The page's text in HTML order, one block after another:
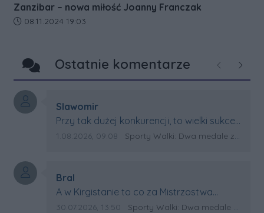
Zanzibar – nowa miłość Joanny Franczak
Data dodania artykułu:
08.11.2024 19:03
Ostatnie komentarze Poprzednie
Autor komentarza:
Slawomir
Treść komentarza:
Przy tak dużej konkurencji, to wielki sukces
Artura. Gratulacje !
Data dodania komentarza:
1.08.2026, 09:08 Źródło komentarza:
Sporty Walki: Dwa medale za oceanem
Autor komentarza:
Bral
Treść komentarza:
A w Kirgistanie to co za Mistrzostwa
Swiata?
Data dodania komentarza:
30.07.2026, 13:50 Źródło komentarza:
Sporty Walki: Dwa medale za oceanem